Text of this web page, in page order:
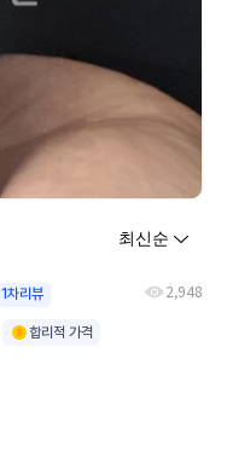
1차리뷰 2,948
합리적 가격